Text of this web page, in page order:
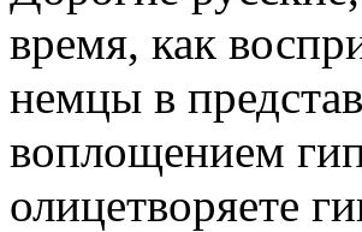
время, как
немцы в
воплощением
олицетворяете